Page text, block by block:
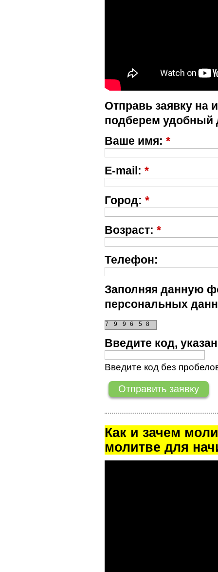
Отправь заявку на
подберем удобный
Ваше имя: *
E-mail: *
Город: *
Возраст: *
Телефон:
Заполняя данную
персональных
9
9 6
7 5 8
Введите код,
Введите код без
Как и зачем
молитве для